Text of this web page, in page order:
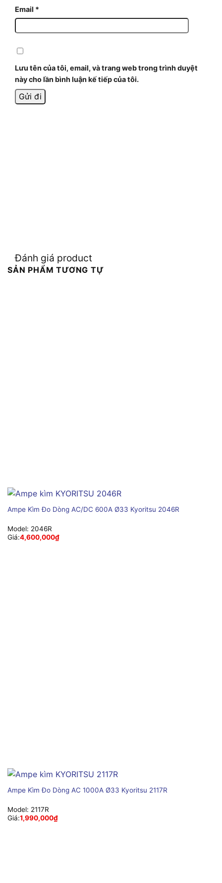
Email *
Lưu tên của tôi, email, và trang web trong trình duyệt
này cho lần bình luận kế tiếp của tôi.
Đánh giá product
SẢN PHẨM TƯƠNG TỰ
Ampe Kìm Đo Dòng AC/DC 600A Ø33 Kyoritsu 2046R
Model: 2046R
Giá:4,600,000₫
Ampe Kìm Đo Dòng AC 1000A Ø33 Kyoritsu 2117R
Model: 2117R
Giá:1,990,000₫